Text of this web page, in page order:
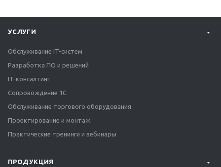
УСЛУГИ
Обслуживание IT-систем
Разработка ПО и решений
IT-консалтинг
Сопровождение 1С
Обслуживание торгового оборудования
Проектирование и монтаж
Практические тренинги и вебинары
ПРОДУКЦИЯ